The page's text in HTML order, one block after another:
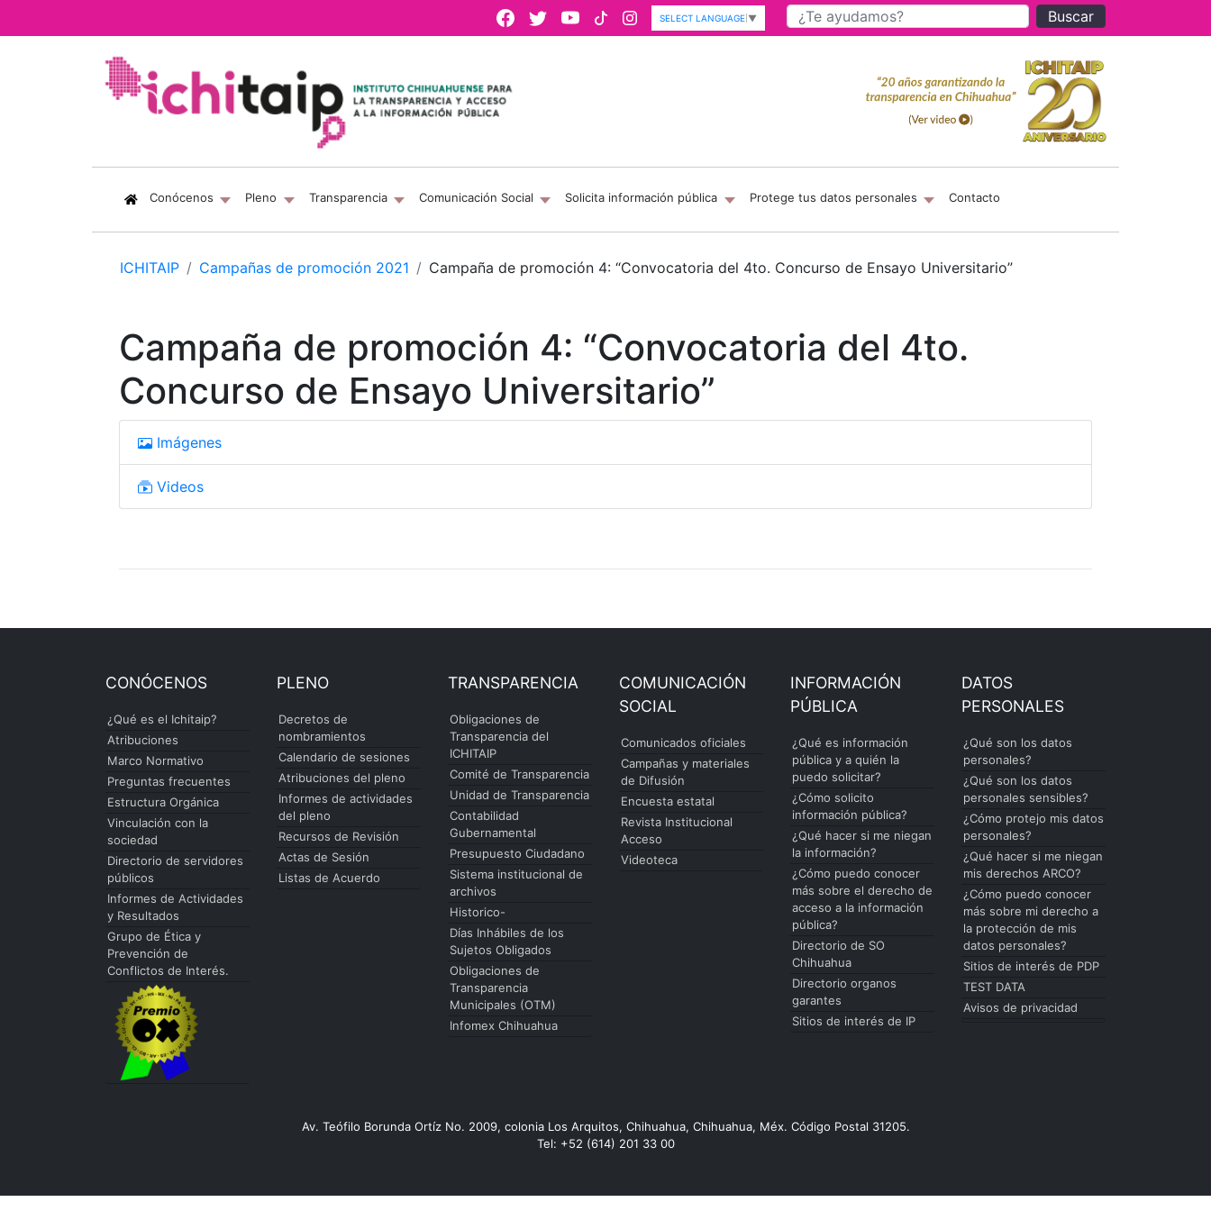
Buscar
SELECT LANGUAGE ▼
Conócenos (current)
Pleno Transparencia Comunicación Social Solicita información pública Protege tus datos personales Contacto
ICHITAIP Campañas de promoción 2021 Campaña de promoción 4: “Convocatoria del 4to. Concurso de Ensayo Universitario”
Campaña de promoción 4: “Convocatoria del 4to.
Concurso de Ensayo Universitario”
Imágenes
Videos
CONÓCENOS
¿Qué es el Ichitaip?
Atribuciones
Marco Normativo
Preguntas frecuentes
Estructura Orgánica
Vinculación con la
sociedad
Directorio de servidores
públicos
Informes de Actividades
y Resultados
Grupo de Ética y
Prevención de
Conflictos de Interés.
PLENO
Decretos de
nombramientos
Calendario de sesiones
Atribuciones del pleno
Informes de actividades
del pleno
Recursos de Revisión
Actas de Sesión
Listas de Acuerdo
TRANSPARENCIA
Obligaciones de
Transparencia del
ICHITAIP
Comité de Transparencia
Unidad de Transparencia
Contabilidad
Gubernamental
Presupuesto Ciudadano
Sistema institucional de
archivos
Historico-
Días Inhábiles de los
Sujetos Obligados
Obligaciones de
Transparencia
Municipales (OTM)
Infomex Chihuahua
COMUNICACIÓN
SOCIAL
Comunicados oficiales
Campañas y materiales
de Difusión
Encuesta estatal
Revista Institucional
Acceso
Videoteca
INFORMACIÓN
PÚBLICA
¿Qué es información
pública y a quién la
puedo solicitar?
¿Cómo solicito
información pública?
¿Qué hacer si me niegan
la información?
¿Cómo puedo conocer
más sobre el derecho de
acceso a la información
pública?
Directorio de SO
Chihuahua
Directorio organos
garantes
Sitios de interés de IP
DATOS
PERSONALES
¿Qué son los datos
personales?
¿Qué son los datos
personales sensibles?
¿Cómo protejo mis datos
personales?
¿Qué hacer si me niegan
mis derechos ARCO?
¿Cómo puedo conocer
más sobre mi derecho a
la protección de mis
datos personales?
Sitios de interés de PDP
TEST DATA
Avisos de privacidad
Av. Teófilo Borunda Ortíz No. 2009, colonia Los Arquitos, Chihuahua, Chihuahua, Méx. Código Postal 31205.
Tel: +52 (614) 201 33 00